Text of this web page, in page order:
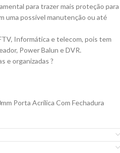
para trazer mais proteção para
uma possível manutenção ou até
Informática e telecom, pois tem
Power Balun e DVR.
e organizadas ?
Porta Acrílica Com Fechadura